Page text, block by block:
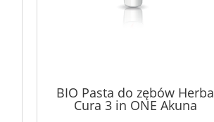
BIO Pasta do zębów Herba
Cura 3 in ONE Akuna